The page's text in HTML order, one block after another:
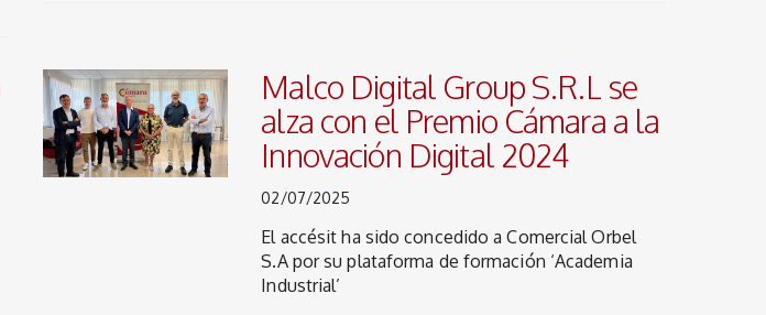
Malco Digital Group S.R.L se
alza con el Premio Cámara a la
Innovación Digital 2024
02/07/2025
El accésit ha sido concedido a Comercial Orbel
S.A por su plataforma de formación ‘Academia
Industrial’